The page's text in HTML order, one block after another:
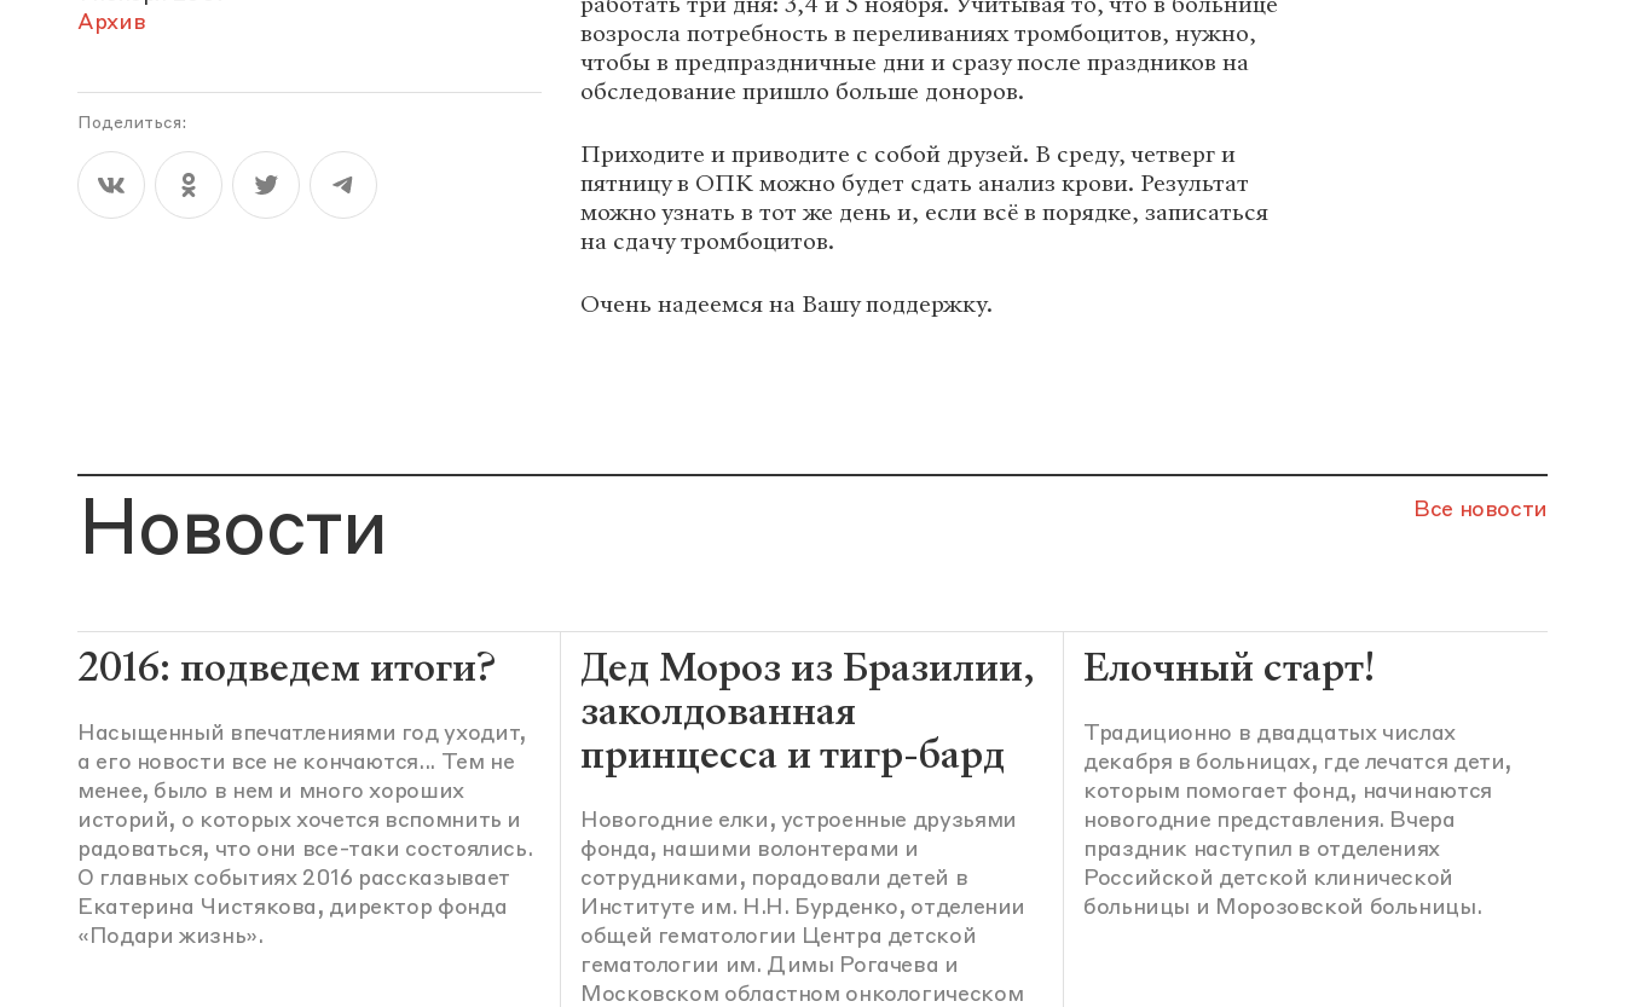
Архив
Поделиться:
возросла потребность в переливаниях тромбоцитов, нужно,
чтобы в предпраздничные дни и сразу после праздников на
обследование пришло больше доноров.
Приходите и приводите с собой друзей. В среду, четверг и
пятницу в ОПК можно будет сдать анализ крови. Результат
можно узнать в тот же день и, если всё в порядке, записаться
на сдачу тромбоцитов.
Очень надеемся на Вашу поддержку.
Новости Все новости
2016: подведем итоги?
Насыщенный впечатлениями год уходит,
а его новости все не кончаются... Тем не
менее, было в нем и много хороших
историй, о которых хочется вспомнить и
радоваться, что они все-таки состоялись.
О главных событиях 2016 рассказывает
Екатерина Чистякова, директор фонда
«Подари жизнь».
Дед Мороз из Бразилии,
заколдованная
принцесса и тигр-бард
Новогодние елки, устроенные друзьями
фонда, нашими волонтерами и
сотрудниками, порадовали детей в
Институте им. Н.Н. Бурденко, отделении
общей гематологии Центра детской
гематологии им. Димы Рогачева и
Московском областном онкологическом
Елочный старт!
Традиционно в двадцатых числах
декабря в больницах, где лечатся дети,
которым помогает фонд, начинаются
новогодние представления. Вчера
праздник наступил в отделениях
Российской детской клинической
больницы и Морозовской больницы.